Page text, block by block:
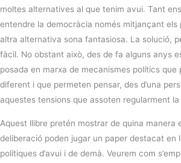
moltes alternatives al que tenim avui. Tant
entendre la democràcia només mitjançant els
altra alternativa sona fantasiosa. La solució,
fàcil. No obstant això, des de fa alguns anys
posada en marxa de mecanismes polítics que
diferent i que permeten pensar, des d’una
aquestes tensions que assoten regularment
Aquest llibre pretén mostrar de quina manera
deliberació poden jugar un paper destacat en
polítiques d’avui i de demà. Veurem com